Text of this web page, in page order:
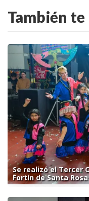
También
Se realizó el Tercer
Fortín de Santa Rosa